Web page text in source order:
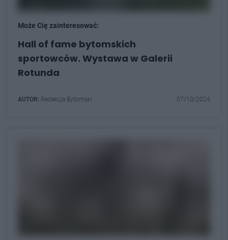
Może Cię zainteresować:
Hall of fame bytomskich
sportowców. Wystawa w Galerii
Rotunda
AUTOR: Redakcja Bytomski 07/10/2024